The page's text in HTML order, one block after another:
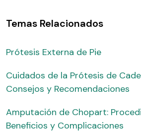
Temas Relacionados
Prótesis Externa de Pie
Cuidados de la Prótesis de
Consejos y Recomendaciones
Amputación de Chopart:
Beneficios y Complicaciones